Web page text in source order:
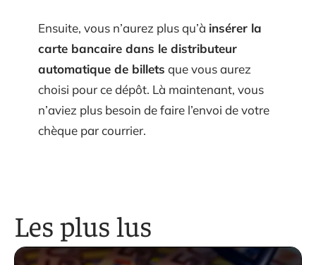
Ensuite, vous n’aurez plus qu’à insérer la
carte bancaire dans le distributeur
automatique de billets que vous aurez
choisi pour ce dépôt. Là maintenant, vous
n’aviez plus besoin de faire l’envoi de votre
chèque par courrier.
Les plus lus